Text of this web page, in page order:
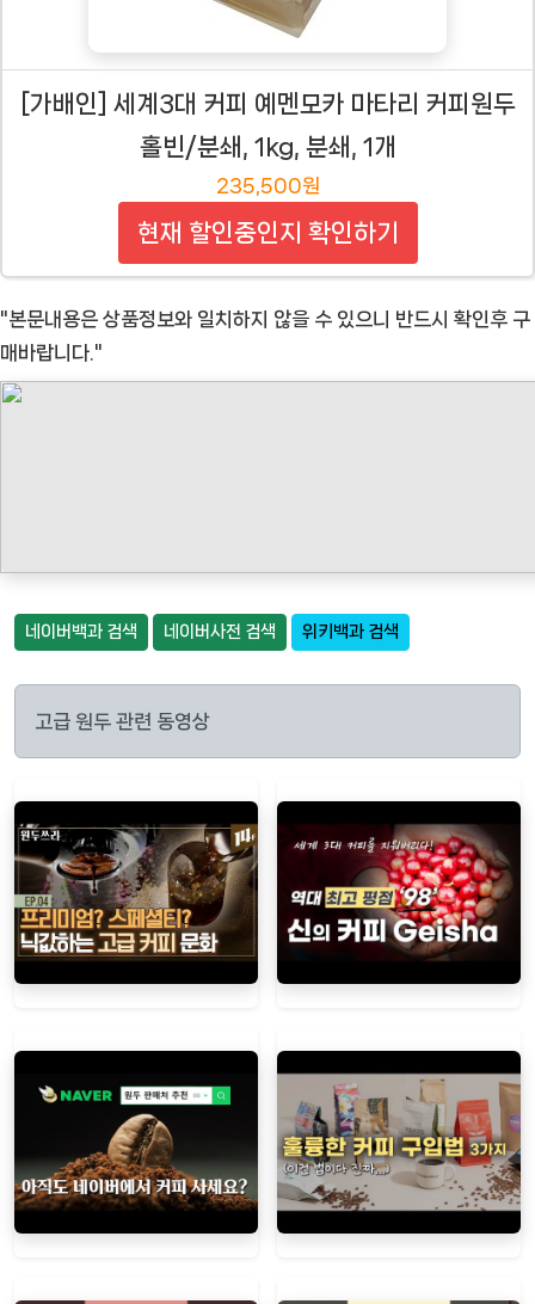
[가배인] 세계3대 커피 예멘모카 마타리 커피원두
홀빈/분쇄, 1kg, 분쇄, 1개
235,500원
현재 할인중인지 확인하기
"본문내용은 상품정보와 일치하지 않을 수 있으니 반드시 확인후 구
매바랍니다."
네이버백과 검색 네이버사전 검색 위키백과 검색
고급 원두 관련 동영상